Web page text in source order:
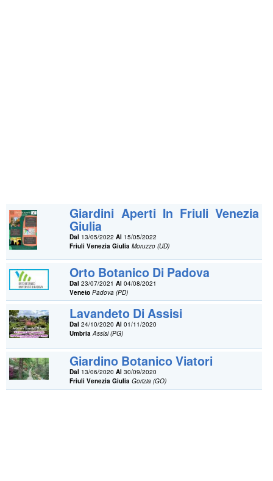
Giardini Aperti In Friuli Venezia
Giulia
Dal 13/05/2022Al 15/05/2022
Friuli Venezia Giulia Moruzzo (UD)
Orto Botanico Di Padova
Dal 23/07/2021Al 04/08/2021
Veneto Padova (PD)
Lavandeto Di Assisi
Dal 24/10/2020Al 01/11/2020
Umbria Assisi (PG)
Giardino Botanico Viatori
Dal 13/06/2020Al 30/09/2020
Friuli Venezia Giulia Gorizia (GO)